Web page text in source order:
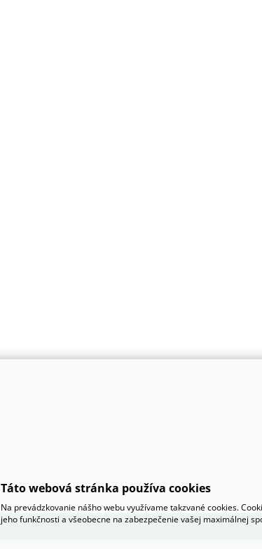
Táto webová stránka používa cookies
Na prevádzkovanie nášho webu využívame takzvané cookies.
jeho funkčnosti a všeobecne na zabezpečenie vašej maximálnej